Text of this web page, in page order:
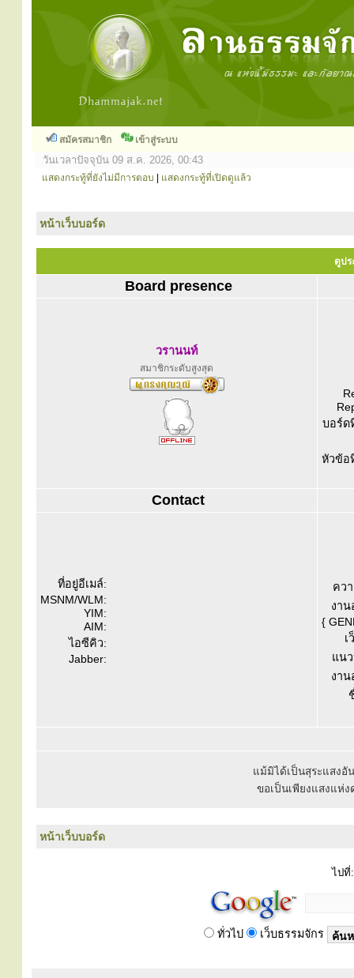
สมัครสมาชิก เข้าสู่ระบบ
วันเวลาปัจจุบัน 09 ส.ค. 2026, 00:43
แสดงกระทู้ที่ยังไม่มีการตอบ แสดงกระทู้ที่เปิดดูแล้ว
หน้าเว็บบอร์ด
ดูปร
Board presence
วรานนท์
สมาชิกระดับสูงสุด
บอร์ด
หัวข้อ
Contact
ที่อยู่อีเมล์:
MSNM/WLM:
YIM:
AIM:
ไอซีคิว:
Jabber:
คว
งาน
{
เ
แน
งาน
แม้มิได้เป็นสุระแสงอั
ขอเป็นเพียงแสงแห่
หน้าเว็บบอร์ด
ไปที่:
ทั่วไป เว็บธรรมจักร